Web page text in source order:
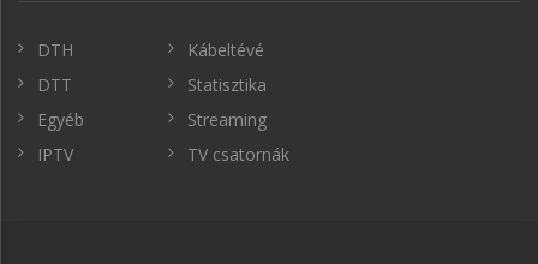
DTH
DTT
Egyéb
IPTV
Kábeltévé
Statisztika
Streaming
TV csatornák